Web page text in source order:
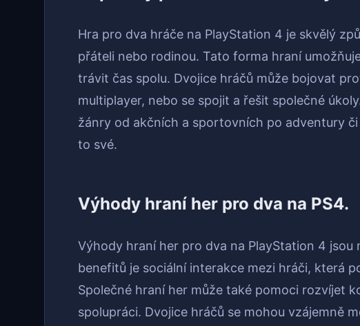
Hra pro dva hráče na PlayStation 4 je skvělý
přáteli nebo rodinou. Tato forma hraní
trávit čas spolu. Dvojice hráčů může bojovat
multiplayer, nebo se spojit a řešit společné
žánry od akčních a sportovních po adventury
to své.
Výhody hraní her pro dva na PS4.
Výhody hraní her pro dva na PlayStation 4
benefitů je sociální interakce mezi hráči, která
Společné hraní her může také pomoci rozvíjet
spolupráci. Dvojice hráčů se mohou vzájemně